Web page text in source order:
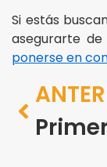
Si estás
asegurarte
ponerse en